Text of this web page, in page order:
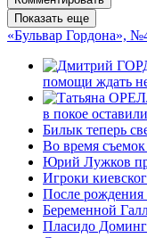
Показать еще
«Бульвар Гордона»,
помощи ждать
в покое
Билык теперь
Во время
Юрий Лужков
Игроки
После рождения
Беременной
Пласидо